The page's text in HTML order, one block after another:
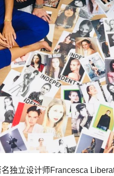
独立设计师Francesca